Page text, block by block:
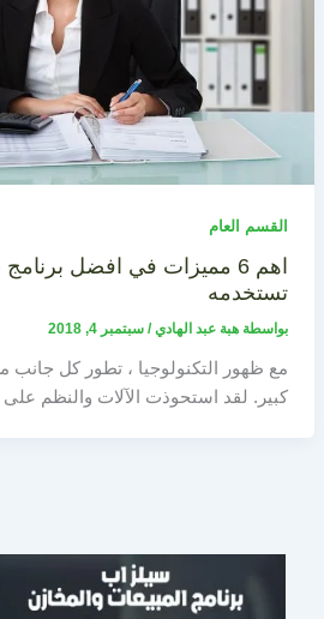
القسم العام
اهم 6 مميزات في افضل
تستخدمه
بواسطة هبة عبد الهادي/ سبتمبر 4, 2018
مع ظهور التكنولوجيا ، تطور كل
كبير. لقد استحوذت الآلات والنظم